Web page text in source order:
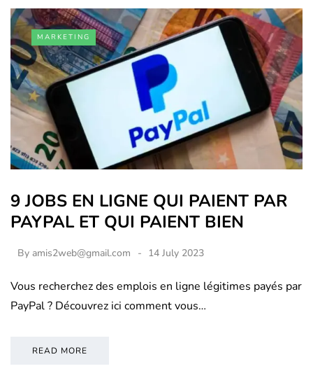
MARKETING
9 JOBS EN LIGNE QUI PAIENT PAR
PAYPAL ET QUI PAIENT BIEN
By amis2web@gmail.com 14 July 2023
Vous recherchez des emplois en ligne légitimes payés par
PayPal ? Découvrez ici comment vous…
READ MORE